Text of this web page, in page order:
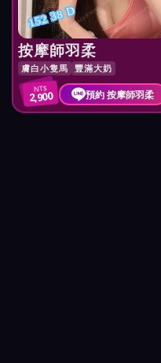
152 38 D
按摩師羽柔
膚白小隻馬 豐滿大奶
NT$
2,900 預約 按摩師羽柔